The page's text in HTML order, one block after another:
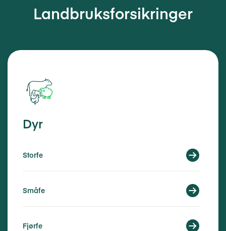
Landbruksforsikringer
Dyr
Storfe
Småfe
Fjørfe